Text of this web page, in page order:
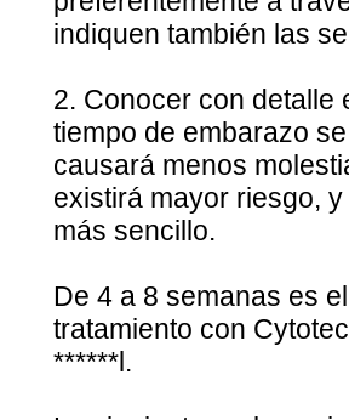
indiquen también las
2. Conocer con detalle
tiempo de embarazo
causará menos
existirá mayor riesgo,
más sencillo.
De 4 a 8 semanas es
tratamiento con
******l.